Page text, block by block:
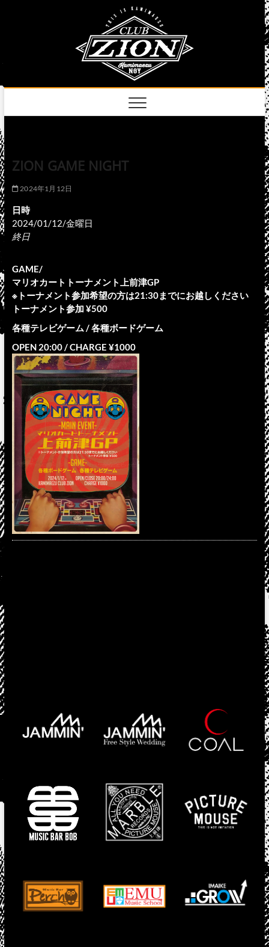
ZION GAME NIGHT
2024年1月12日
日時
2024/01/12/金曜日
終日
GAME/
マリオカートトーナメント上前津GP
※トーナメント参加希望の方は21:30までにお越しください
トーナメント参加 ¥500
各種テレビゲーム / 各種ボードゲーム
OPEN 20:00 / CHARGE ¥1000